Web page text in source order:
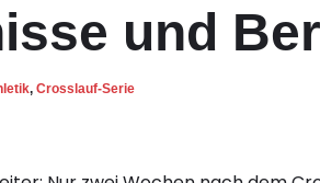
und
, Crosslauf-Serie